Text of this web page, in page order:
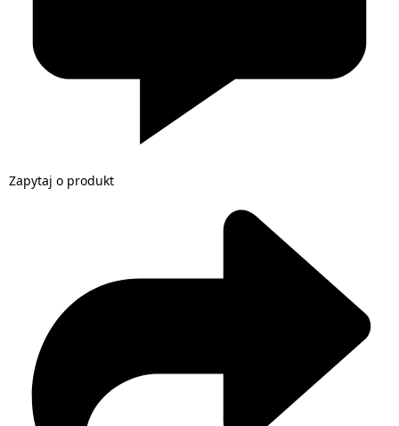
Zapytaj o produkt